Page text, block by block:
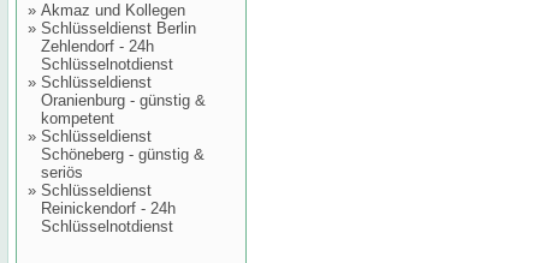
» Akmaz und Kollegen
» Schlüsseldienst Berlin
Zehlendorf - 24h
Schlüsselnotdienst
» Schlüsseldienst
Oranienburg - günstig &
kompetent
» Schlüsseldienst
Schöneberg - günstig &
seriös
» Schlüsseldienst
Reinickendorf - 24h
Schlüsselnotdienst